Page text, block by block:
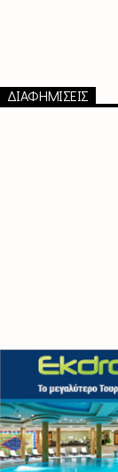
ΔΙΑΦΗΜΙΣΕΙΣ